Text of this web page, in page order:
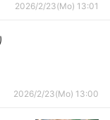
2026/2/23(Mo) 13:01
2026/2/23(Mo) 13:00